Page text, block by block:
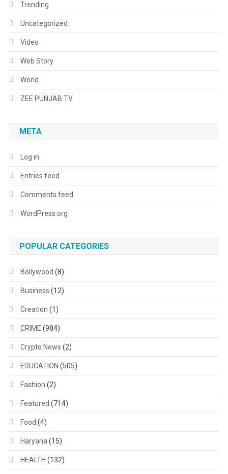
Trending
Uncategorized
Video
Web Story
World
ZEE PUNJAB TV
META
Log in
Entries feed
Comments feed
WordPress.org
POPULAR CATEGORIES
Bollywood (8)
Business (12)
Creation (1)
CRIME (984)
Crypto News (2)
EDUCATION (505)
Fashion (2)
Featured (714)
Food (4)
Haryana(15)
HEALTH (132)